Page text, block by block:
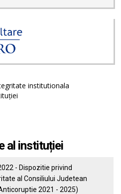
institutionala
al instituției
- Dispozitie privind
al Consiliului Judetean
2021 - 2025)